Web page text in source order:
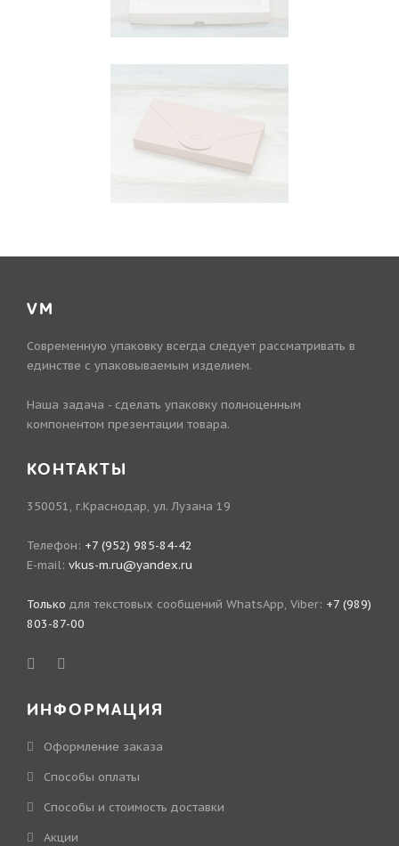
VM
Современную упаковку всегда следует рассматривать в
единстве с упаковываемым изделием.
Наша задача - сделать упаковку полноценным
компонентом презентации товара.
КОНТАКТЫ
350051, г.Краснодар, ул. Лузана 19
Телефон: +7 (952) 985-84-42
E-mail: vkus-m.ru@yandex.ru
Только для текстовых сообщений WhatsApp, Viber: +7 (989)
803-87-00
ИНФОРМАЦИЯ
Оформление заказа
Способы оплаты
Способы и стоимость доставки
Акции